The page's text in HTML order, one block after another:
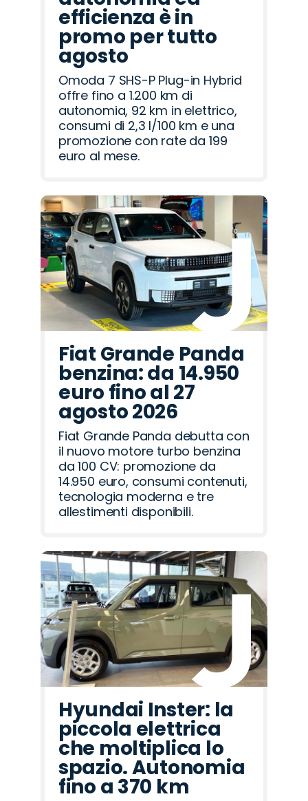
efficienza è in
promo per tutto
agosto
Omoda 7 SHS-P Plug-in Hybrid
offre fino a 1.200 km di
autonomia, 92 km in elettrico,
consumi di 2,3 l/100 km e una
promozione con rate da 199
euro al mese.
Fiat Grande Panda
benzina: da 14.950
euro fino al 27
agosto 2026
Fiat Grande Panda debutta con
il nuovo motore turbo benzina
da 100 CV: promozione da
14.950 euro, consumi contenuti,
tecnologia moderna e tre
allestimenti disponibili.
Hyundai Inster: la
piccola elettrica
che moltiplica lo
spazio. Autonomia
fino a 370 km